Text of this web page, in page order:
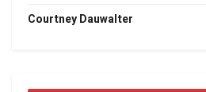
Courtney Dauwalter